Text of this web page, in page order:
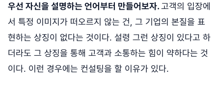
우선 자신을 설명하는 언어부터 만들어보자.고객의 입장에
서 특정 이미지가 떠오르지 않는 건, 그 기업의 본질을 표
현하는 상징이 없다는 것이다. 설령 그런 상징이 있다고 하
더라도 그 상징을 통해 고객과 소통하는 힘이 약하다는 것
이다. 이런 경우에는 컨설팅을 할 이유가 있다.